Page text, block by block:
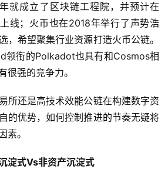
就成立了区块链工程院，并预计在
线；火币也在2018年举行了声势浩
，希望聚集行业资源打造火币公链。
领衔的Polkadot也具有和Cosmos相
很强的竞争力。
所还是高技术效能公链在构建数字资
的优势，如何控制推进的节奏无疑将
素。
淀式Vs非资产沉淀式